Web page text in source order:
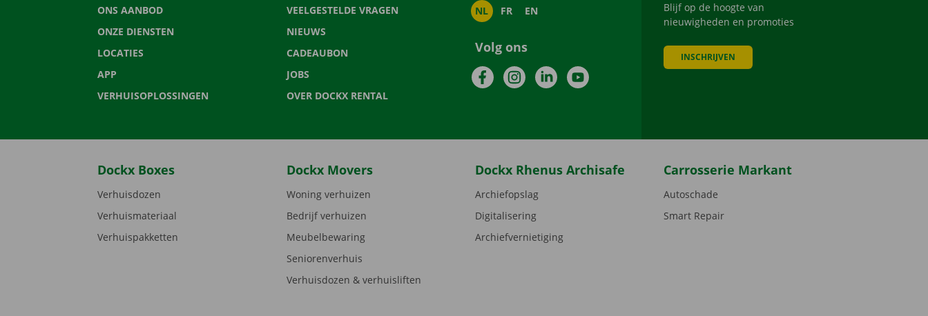
ONS AANBOD
ONZE DIENSTEN
LOCATIES
APP
VERHUISOPLOSSINGEN
VEELGESTELDE VRAGEN
NIEUWS
CADEAUBON
JOBS
OVER DOCKX RENTAL
NL FR EN
Volg ons
FacebookInstagramLinkedInYouTube
Blijf op de hoogte van
nieuwigheden en promoties
INSCHRIJVEN
Dockx Boxes
Verhuisdozen
Verhuismateriaal
Verhuispakketten
Dockx Movers
Woning verhuizen
Bedrijf verhuizen
Meubelbewaring
Seniorenverhuis
Verhuisdozen & verhuisliften
Dockx Rhenus Archisafe
Archiefopslag
Digitalisering
Archiefvernietiging
Carrosserie Markant
Autoschade
Smart Repair